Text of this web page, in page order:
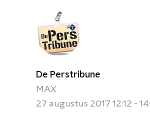
De Perstribune
MAX
27 augustus 2017 12:12 -